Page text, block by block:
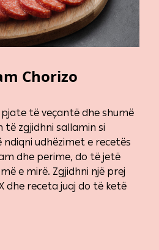
Chorizo
pjate të veçantë dhe shumë
të zgjidhni sallamin si
udhëzimet e recetës
dhe perime, do të jetë
e mirë. Zgjidhni një prej
dhe receta juaj do të ketë